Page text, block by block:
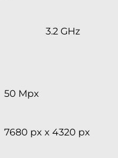
3.2 GHz
50 Mpx
7680 px x 4320 px